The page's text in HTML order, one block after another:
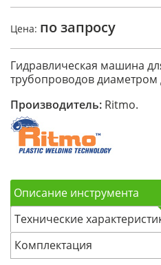
Цена: по запросу
Гидравлическая машина
трубопроводов
Производитель: Ritmo.
Описание инструмента
Технические
Комплектация